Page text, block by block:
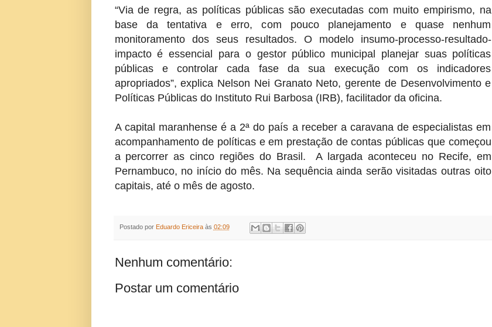
“Via de regra, as políticas públicas são executadas com muito empirismo, na
base da tentativa e erro, com pouco planejamento e quase nenhum
monitoramento dos seus resultados. O modelo insumo-processo-resultado-
impacto é essencial para o gestor público municipal planejar suas políticas
públicas e controlar cada fase da sua execução com os indicadores
apropriados”, explica Nelson Nei Granato Neto, gerente de Desenvolvimento e
Políticas Públicas do Instituto Rui Barbosa (IRB), facilitador da oficina.
A capital maranhense é a 2ª do país a receber a caravana de especialistas em
acompanhamento de políticas e em prestação de contas públicas que começou
a percorrer as cinco regiões do Brasil. A largada aconteceu no Recife, em
Pernambuco, no início do mês. Na sequência ainda serão visitadas outras oito
capitais, até o mês de agosto.
Postado por Eduardo Ericeira às 02:09
Nenhum comentário:
Postar um comentário